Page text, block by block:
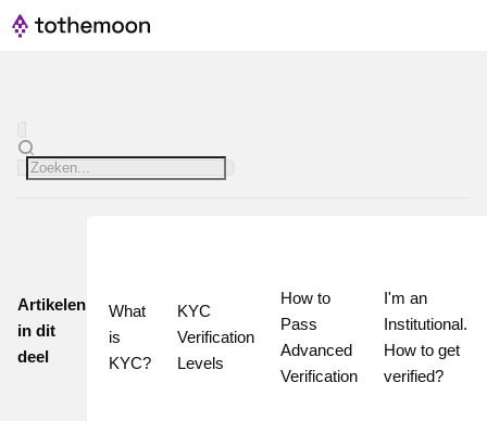
Artikelen
in dit
deel
What
is
KYC?
KYC
Verification
Levels
How to
Pass
Advanced
Verification
I'm an
Institutional.
How to get
verified?